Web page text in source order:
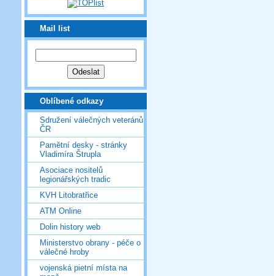
Mail list
Oblíbené odkazy
Sdružení válečných veteránů
ČR
Pamětní desky - stránky
Vladimíra Štrupla
Asociace nositelů
legionářských tradic
KVH Litobratřice
ATM Online
Dolin history web
Ministerstvo obrany - péče o
válečné hroby
vojenská pietní místa na